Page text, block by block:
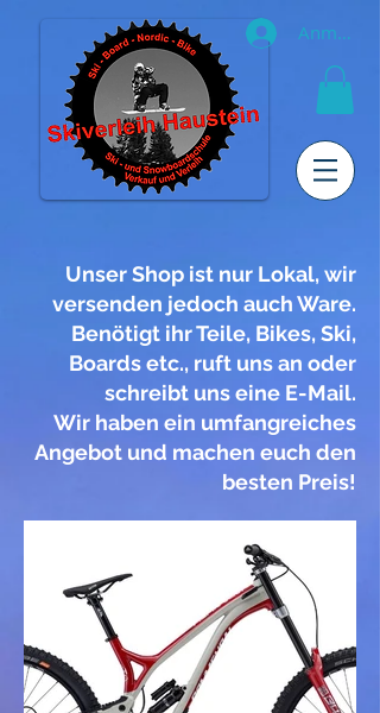
Anmelden
Unser Shop ist nur Lokal, wir
versenden jedoch auch Ware.
Benötigt ihr Teile, Bikes, Ski,
Boards etc., ruft uns an oder
schreibt uns eine E-Mail.
Wir haben ein umfangreiches
Angebot und machen euch den
besten Preis!